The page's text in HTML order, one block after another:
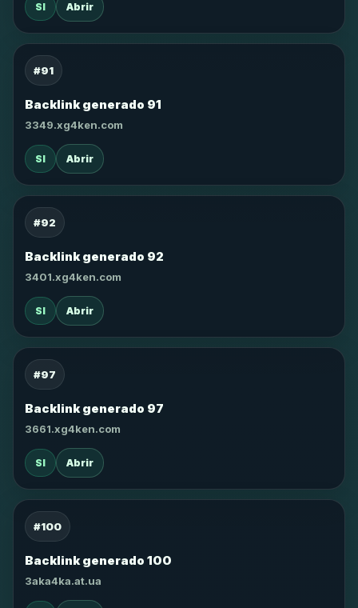
SI Abrir
#91
Backlink generado 91
3349.xg4ken.com
SI Abrir
#92
Backlink generado 92
3401.xg4ken.com
SI Abrir
#97
Backlink generado 97
3661.xg4ken.com
SI Abrir
#100
Backlink generado 100
3aka4ka.at.ua